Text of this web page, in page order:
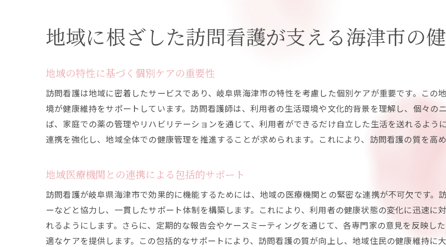
岐阜県海津市における訪問看護の未来
訪問看護で可能になる安心の自宅療養生活
自宅療養を安全に行うためのアドバイス
精神的ケアと訪問看護の重要性
家族との協力による療養生活の改善
訪問看護がもたらす生活の質向上
訪問看護師の専門性とその活用
患者のニーズに応じたカスタマイズケア
定期的なスキルアップ研修とその効果
地域に根ざした訪問看護が支える海津市の
地域の特性に基づく個別ケアの重要性
訪問看護は地域に密着したサービスであり、岐阜県海津市の特性を考慮した個別ケアが重要です。この
境が健康維持をサポートしています。訪問看護師は、利用者の生活環境や文化的背景を理解し、個々の
ば、家庭での薬の管理やリハビリテーションを通じて、利用者ができるだけ自立した生活を送れるよう
連携を強化し、地域全体での健康管理を推進することが求められます。これにより、訪問看護の質を高
地域医療機関との連携による包括的サポート
訪問看護が岐阜県海津市で効果的に機能するためには、地域の医療機関との緊密な連携が不可欠です。
ーなどと協力し、一貫したサポート体制を構築します。これにより、利用者の健康状態の変化に迅速に
れるようにします。さらに、定期的な報告会やケースミーティングを通じて、各専門家の意見を反映し
適なケアを提供します。この包括的なサポートにより、訪問看護の質が向上し、地域住民の健康維持に